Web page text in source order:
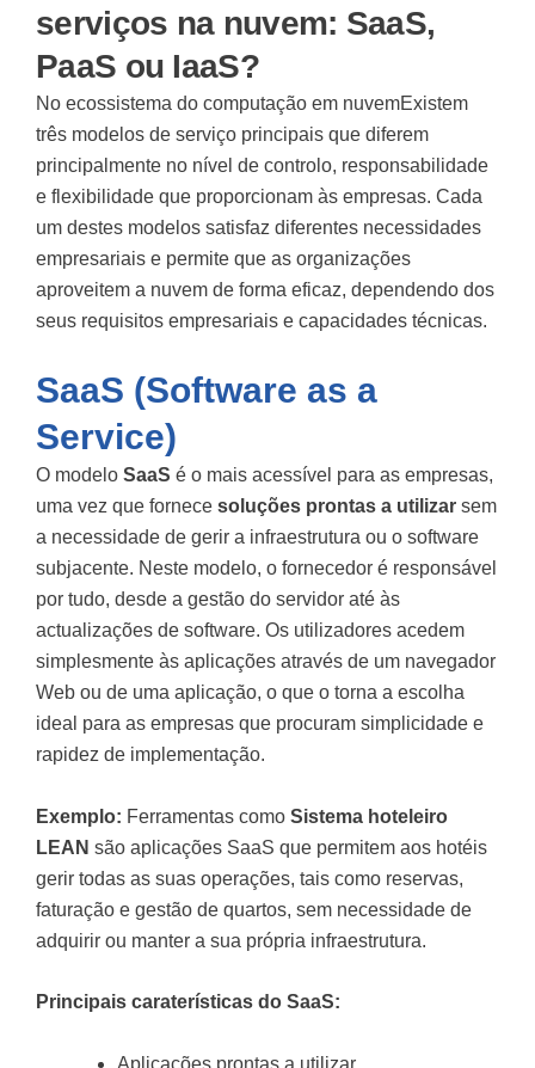
serviços na nuvem: SaaS,
PaaS ou IaaS?
No ecossistema do computação em nuvemExistem
três modelos de serviço principais que diferem
principalmente no nível de controlo, responsabilidade
e flexibilidade que proporcionam às empresas. Cada
um destes modelos satisfaz diferentes necessidades
empresariais e permite que as organizações
aproveitem a nuvem de forma eficaz, dependendo dos
seus requisitos empresariais e capacidades técnicas.
SaaS (Software as a
Service)
O modelo SaaS é o mais acessível para as empresas,
uma vez que fornece soluções prontas a utilizar sem
a necessidade de gerir a infraestrutura ou o software
subjacente. Neste modelo, o fornecedor é responsável
por tudo, desde a gestão do servidor até às
actualizações de software. Os utilizadores acedem
simplesmente às aplicações através de um navegador
Web ou de uma aplicação, o que o torna a escolha
ideal para as empresas que procuram simplicidade e
rapidez de implementação.
Exemplo: Ferramentas como Sistema hoteleiro
LEAN são aplicações SaaS que permitem aos hotéis
gerir todas as suas operações, tais como reservas,
faturação e gestão de quartos, sem necessidade de
adquirir ou manter a sua própria infraestrutura.
Principais caraterísticas do SaaS:
Aplicações prontas a utilizar